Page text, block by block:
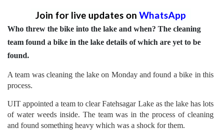
Join for live updates on WhatsApp
Who threw the bike into the lake and when? The cleaning
team found a bike in the lake details of which are yet to be
found.
A team was cleaning the lake on Monday and found a bike in this
process.
UIT appointed a team to clear Fatehsagar Lake as the lake has lots
of water weeds inside. The team was in the process of cleaning
and found something heavy which was a shock for them.